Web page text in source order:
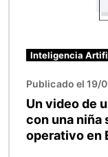
Inteligencia
Publicado el 19/
Un video de
con una niña
operativo en